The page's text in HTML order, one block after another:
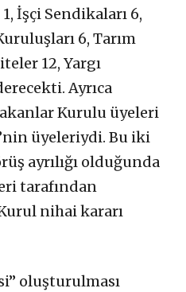
İşçi Sendikaları 6,
6, Tarım
12, Yargı
Ayrıca
Kurulu üyeleri
üyeleriydi. Bu iki
ayrılığı olduğunda
tarafından
nihai kararı
oluşturulması